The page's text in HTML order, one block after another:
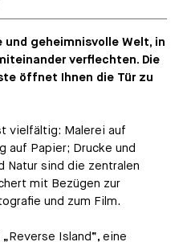
und geheimnisvolle Welt, in
verflechten. Die
öffnet Ihnen die Tür zu
vielfältig: Malerei auf
auf Papier; Drucke und
Natur sind die zentralen
mit Bezügen zur
und zum Film.
Island“, eine